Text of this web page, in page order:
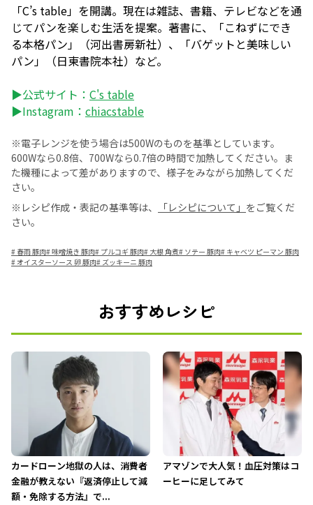
「C’s table」を開講。現在は雑誌、書籍、テレビなどを通
じてパンを楽しむ生活を提案。著書に、「こねずにでき
る本格パン」（河出書房新社）、「バゲットと美味しい
パン」（日東書院本社）など。
▶公式サイト： C's table
▶Instagram： chiacstable
※電子レンジを使う場合は500Wのものを基準としています。
600Wなら0.8倍、700Wなら0.7倍の時間で加熱してください。ま
た機種によって差がありますので、様子をみながら加熱してくだ
さい。
※レシピ作成・表記の基準等は、
「レシピについて」 をご覧くだ
さい。
# 春雨 豚肉#味噌焼き 豚肉# プルコギ 豚肉# 大根 角煮# ソテー 豚肉# キャベツ ピーマン 豚肉
#オイスターソース 卵 豚肉# ズッキーニ 豚肉
おすすめレシピ
カードローン地獄の人は、消費者
金融が教えない『返済停止して減
額・免除する方法』で...
アマゾンで大人気！血圧対策はコ
ーヒーに足してみて